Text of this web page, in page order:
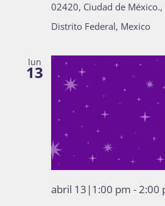
02420, Ciudad de
Distrito Federal, Mexico
lun
13
abril 13|1:00 pm -2:00